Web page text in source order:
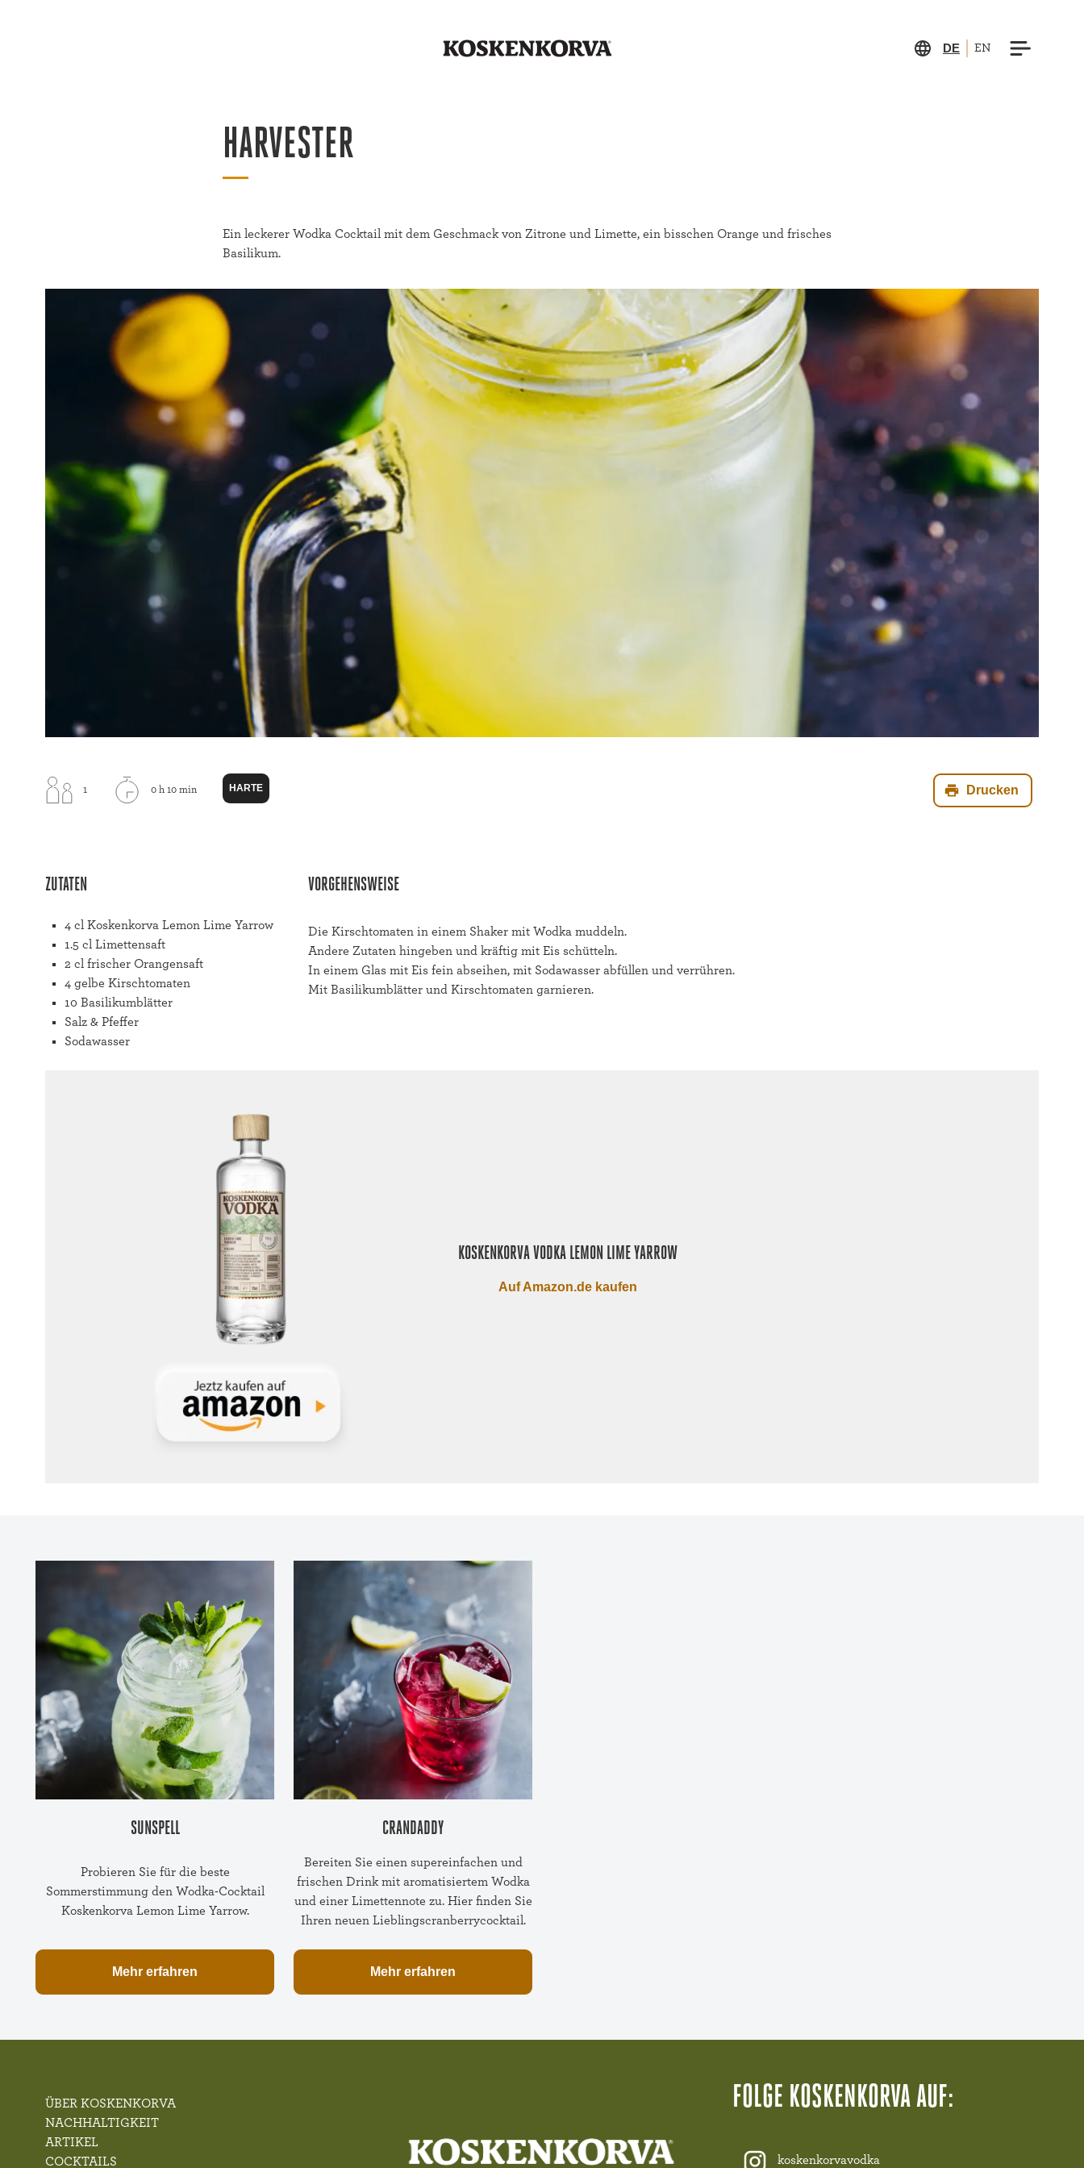
DE EN
HARVESTER
Ein leckerer Wodka Cocktail mit dem Geschmack von Zitrone und Limette, ein bisschen Orange und frisches
Basilikum.
1 0 h 10 min HARTE Drucken
ZUTATEN
4 cl Koskenkorva Lemon Lime Yarrow
1.5 cl Limettensaft
2 cl frischer Orangensaft
4 gelbe Kirschtomaten
10 Basilikumblätter
Salz & Pfeffer
Sodawasser
VORGEHENSWEISE
Die Kirschtomaten in einem Shaker mit Wodka muddeln.
Andere Zutaten hingeben und kräftig mit Eis schütteln.
In einem Glas mit Eis fein abseihen, mit Sodawasser abfüllen und verrühren.
Mit Basilikumblätter und Kirschtomaten garnieren.
KOSKENKORVA VODKA LEMON LIME YARROW
Auf Amazon.de kaufen
SUNSPELL
Probieren Sie für die beste
Sommerstimmung den Wodka-Cocktail
Koskenkorva Lemon Lime Yarrow.
Mehr erfahren
CRANDADDY
Bereiten Sie einen supereinfachen und
frischen Drink mit aromatisiertem Wodka
und einer Limettennote zu. Hier finden Sie
Ihren neuen Lieblingscranberrycocktail.
Mehr erfahren
ÜBER KOSKENKORVA
NACHHALTIGKEIT
ARTIKEL
COCKTAILS
FOLGE KOSKENKORVA AUF:
koskenkorvavodka